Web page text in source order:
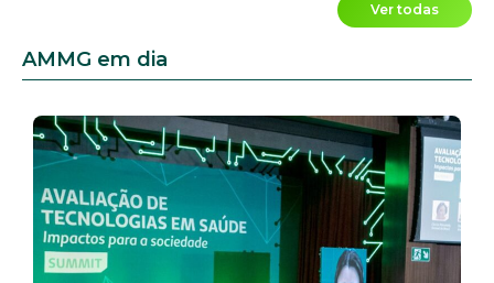
Ver todas
AMMG em dia